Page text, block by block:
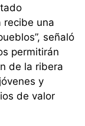
recibe una
señaló
permitirán
de la ribera
y
de valor